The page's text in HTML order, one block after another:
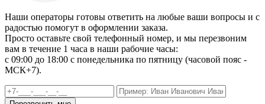
Наши операторы готовы ответить на любые ваши вопросы и с
радостью помогут в оформлении заказа.
Просто оставьте свой телефонный номер, и мы перезвоним
вам в течение 1 часа в наши рабочие часы:
c 09:00 до 18:00 с понедельника по пятницу (часовой пояс -
МСК+7).